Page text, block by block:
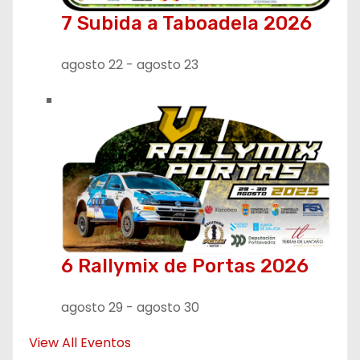
7 Subida a Taboadela 2026
agosto 22 - agosto 23
6 Rallymix de Portas 2026
agosto 29 - agosto 30
View All Eventos